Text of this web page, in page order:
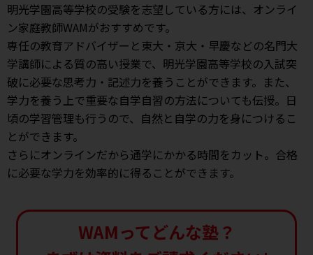
明光学園高等学校の受験を志望している方には、オンライ
ン家庭教師WAMがおすすめです。
専任の教育アドバイザーと東大・京大・早慶などの名門大
学講師による質の高い授業で、明光学園高等学校の入試突
破に必要な思考力・記述力を養うことができます。また、
学力を養う上で重要な自学自習の方法についても伝授。日
頃の学習管理も行うので、自然と自学の力を身につけるこ
とができます。
さらにオンラインだから通学にかかる時間をカット。合格
に必要な学力を効率的に得ることができます。
WAMってどんな塾？